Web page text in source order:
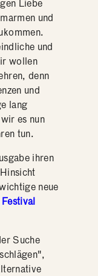
Liebe
und
und
wollen
denn
und
lang
es nun
tun.
ihren
neue
Suche